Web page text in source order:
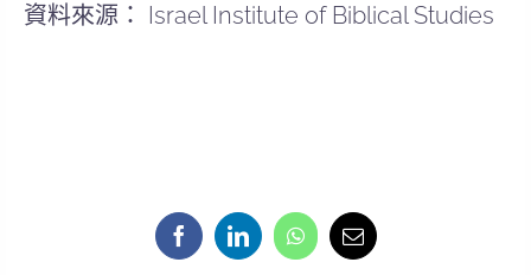
資料來源： Israel Institute of Biblical Studies